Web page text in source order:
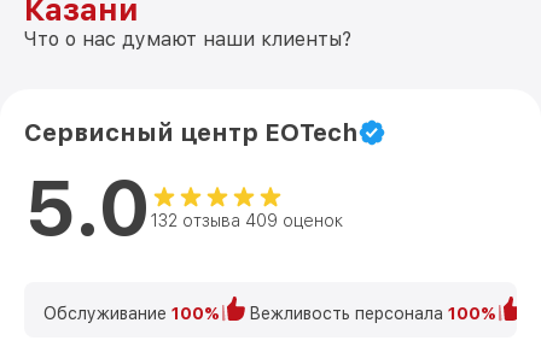
Казани
Что о нас думают наши клиенты?
Сервисный центр EOTech
5.0 132 отзыва 409 оценок
Обслуживание 100% Вежливость персонала 100%